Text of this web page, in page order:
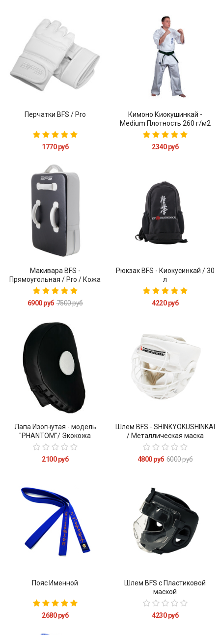
Перчатки BFS / Pro
1770 руб
Кимоно Киокушинкай -
Medium Плотность 260 г/м2
2340 руб
Макивара BFS -
Прямоугольная / Pro / Кожа
6900 руб 7500 руб
Рюкзак BFS - Киокусинкай / 30
л
4220 руб
Лапа Изогнутая - модель
"PHANTOM"/ Экокожа
2100 руб
Шлем BFS - SHINKYOKUSHINKAI
/ Металлическая маска
4800 руб 6000 руб
Пояс Именной
2680 руб
Шлем BFS с Пластиковой
маской
4230 руб